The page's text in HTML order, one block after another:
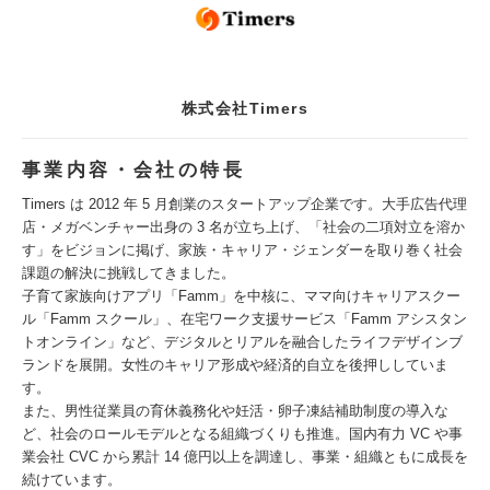
株式会社Timers
事業内容・会社の特長
Timers は 2012 年 5 月創業のスタートアップ企業です。大手広告代理
店・メガベンチャー出身の 3 名が立ち上げ、「社会の二項対立を溶か
す」をビジョンに掲げ、家族・キャリア・ジェンダーを取り巻く社会
課題の解決に挑戦してきました。
子育て家族向けアプリ「Famm」を中核に、ママ向けキャリアスクー
ル「Famm スクール」、在宅ワーク支援サービス「Famm アシスタン
トオンライン」など、デジタルとリアルを融合したライフデザインブ
ランドを展開。女性のキャリア形成や経済的自立を後押ししていま
す。
また、男性従業員の育休義務化や妊活・卵子凍結補助制度の導入な
ど、社会のロールモデルとなる組織づくりも推進。国内有力 VC や事
業会社 CVC から累計 14 億円以上を調達し、事業・組織ともに成長を
続けています。